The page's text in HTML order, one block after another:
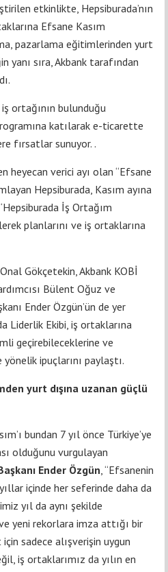
etkinlikte, Hepsiburada’nın
Efsane Kasım
pazarlama eğitimlerinden yurt
yanı sıra, Akbank tarafından
ortağının bulunduğu
katılarak e-ticarette
fırsatlar sunuyor. .
heyecan verici ayı olan “Efsane
Hepsiburada, Kasım ayına
İş Ortağım
planlarını ve iş ortaklarına
Gökçetekin, Akbank KOBİ
Bülent Oğuz ve
Ender Özgün’ün de yer
Liderlik Ekibi, iş ortaklarına
geçirebileceklerine ve
ipuçlarını paylaştı.
yurt dışına uzanan güçlü
bundan 7 yıl önce Türkiye’ye
olduğunu vurgulayan
Ender Özgün , “Efsanenin
içinde her seferinde daha da
yıl da aynı şekilde
yeni rekorlara imza attığı bir
sadece alışverişin uygun
iş ortaklarımız da yılın en